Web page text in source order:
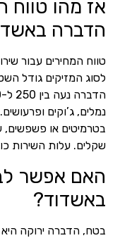
אז מהו טווח
הדברה
טווח המחירים עבור
לסוג המזיקים גודל
נמלים, ג’וקים
שקלים. עלות השירות
האם אפשר
באשדוד?
בטח, הדברה ירוקה